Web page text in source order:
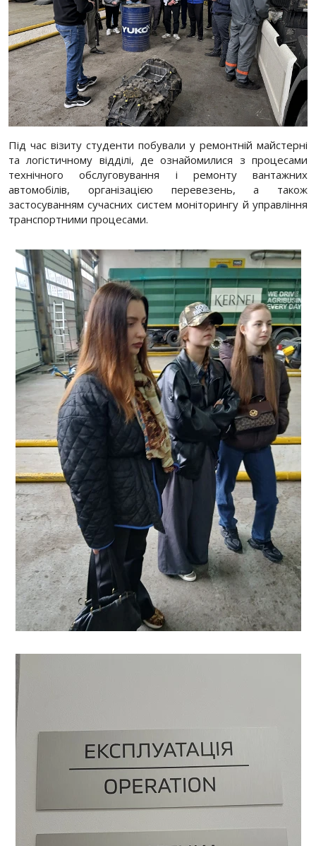
Під час візиту студенти побували у ремонтній майстерні
та логістичному відділі, де ознайомилися з процесами
технічного обслуговування і ремонту вантажних
автомобілів, організацією перевезень, а також
застосуванням сучасних систем моніторингу й управління
транспортними процесами.